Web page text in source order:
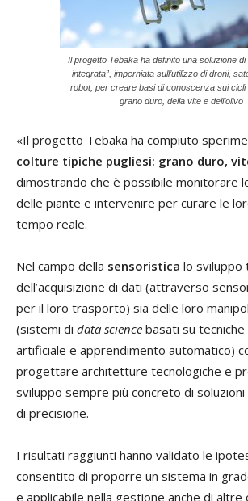
Il progetto Tebaka ha definito una soluzione di
integrata”, imperniata sull’utilizzo di droni,
robot, per creare basi di conoscenza sui cicli
grano duro, della vite e dell’olivo
«Il progetto Tebaka ha compiuto
colture tipiche pugliesi: grano duro,
dimostrando che è possibile monitorare
delle piante e intervenire per curare le
tempo reale.
Nel campo della sensoristica lo sviluppo
dell’acquisizione di dati (attraverso
per il loro trasporto) sia delle loro
(sistemi di data science basati su
artificiale e apprendimento automatico)
progettare architetture tecnologiche e
sviluppo sempre più concreto di soluzioni
di precisione.
I risultati raggiunti hanno validato le
consentito di proporre un sistema in
e applicabile nella gestione anche di